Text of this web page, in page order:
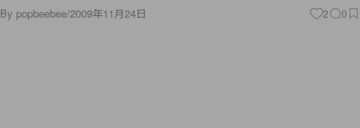
By popbeebee/2009年11月24日 2 0